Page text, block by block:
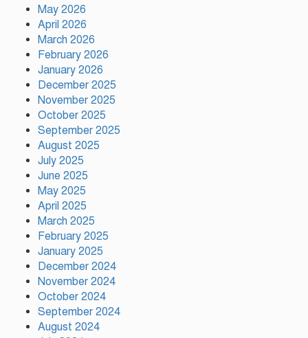
রাজবাড়ীতে স্টার্লিং সাবমেশিনগানসহ
দুই অস্ত্রধারী গ্রেপ্তার, ৩৪ রাউন্ড গুলি
May 2026
April 2026
March 2026
February 2026
January 2026
December 2025
November 2025
October 2025
September 2025
August 2025
July 2025
June 2025
May 2025
April 2025
March 2025
February 2025
January 2025
December 2024
November 2024
October 2024
September 2024
August 2024